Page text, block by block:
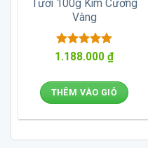
Tươi 100g Kim Cương
Vàng
Được xếp
1.188.000 ₫
THÊM VÀO GIỎ